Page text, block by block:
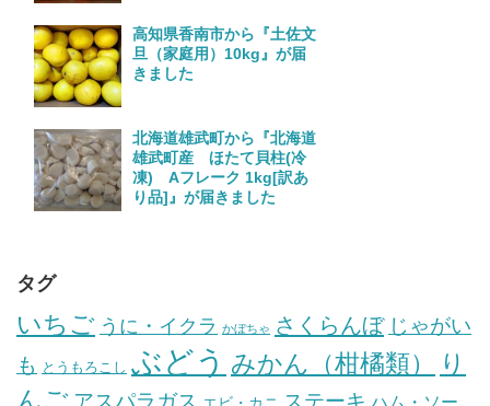
高知県香南市から『土佐文
旦（家庭用）10kg』が届
きました
北海道雄武町から『北海道
雄武町産 ほたて貝柱(冷
凍) Aフレーク 1kg[訳あ
り品]』が届きました
タグ
いちご うに・イクラ かぼちゃ さくらんぼ じゃがい
も とうもろこし ぶどう みかん（柑橘類）
り
んご
ステーキ